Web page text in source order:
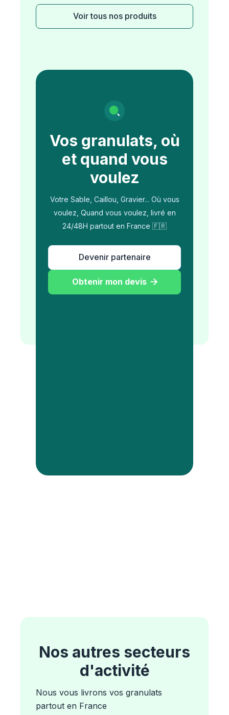
Voir tous nos produits
Vos granulats, où
et quand vous
voulez
Votre Sable, Caillou, Gravier... Où vous
voulez, Quand vous voulez, livré en
24/48H partout en France 🇫🇷
Devenir partenaire
Obtenir mon devis 
Nos autres secteurs
d'activité
Nous vous livrons vos granulats
partout en France